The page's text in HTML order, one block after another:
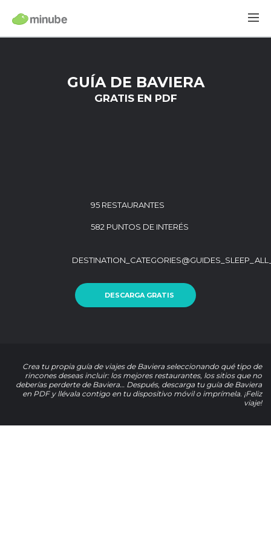
GUÍA DE BAVIERA
GRATIS EN PDF
95 RESTAURANTES
582 PUNTOS DE INTERÉS
DESCARGA GRATIS
Crea tu propia guía de viajes de Baviera seleccionando qué tipo de
rincones deseas incluir: los mejores restaurantes, los sitios que no
deberías perderte de Baviera… Después, descarga tu guía de Baviera
en PDF y llévala contigo en tu dispositivo móvil o imprímela. ¡Feliz
viaje!